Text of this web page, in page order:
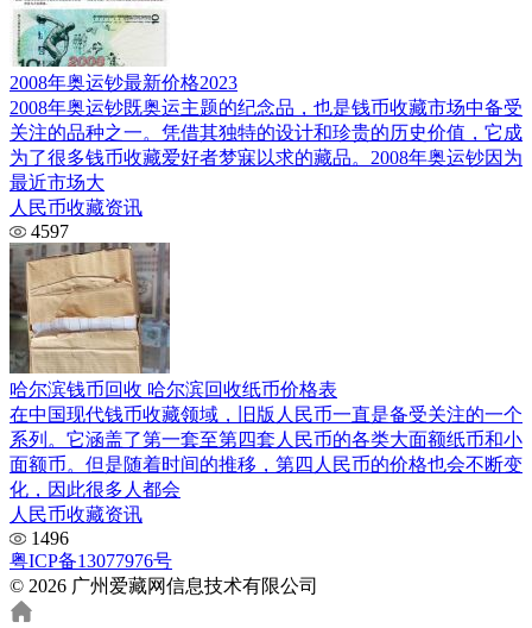
2008年奥运钞最新价格2023
2008年奥运钞既奥运主题的纪念品，也是钱币收藏市场中备受
关注的品种之一。凭借其独特的设计和珍贵的历史价值，它成
为了很多钱币收藏爱好者梦寐以求的藏品。2008年奥运钞因为
最近市场大
人民币收藏资讯
4597
哈尔滨钱币回收 哈尔滨回收纸币价格表
在中国现代钱币收藏领域，旧版人民币一直是备受关注的一个
系列。它涵盖了第一套至第四套人民币的各类大面额纸币和小
面额币。但是随着时间的推移，第四人民币的价格也会不断变
化，因此很多人都会
人民币收藏资讯
1496
粤ICP备13077976号
© 2026 广州爱藏网信息技术有限公司